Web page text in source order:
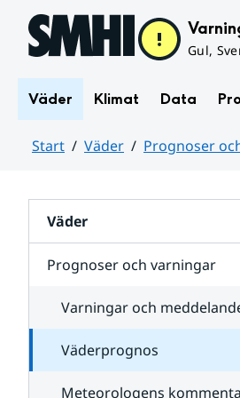
Hoppa till sidans innehåll
Gul,
Väder Klimat Data
Start Väder Prognoser
Väder
Prognoser och varningar
Varningar och
Väderprognos
Meteorologens